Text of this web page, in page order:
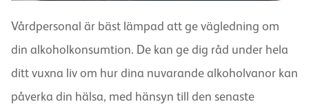
Vårdpersonal är bäst lämpad att ge vägledning om
din alkoholkonsumtion. De kan ge dig råd under hela
ditt vuxna liv om hur dina nuvarande alkoholvanor kan
påverka din hälsa, med hänsyn till den senaste